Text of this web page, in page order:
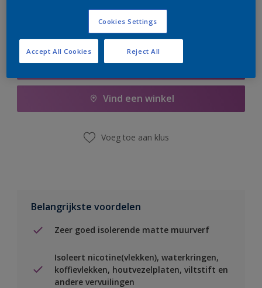
Boodschappenlijst
Vind een winkel
Voeg toe aan klus
Belangrijkste voordelen
Zeer goed isolerende matte muurverf
Isoleert nicotine(vlekken), waterkringen,
koffievlekken, houtvezelplaten, viltstift en
andere vervuilingen
Cookies Settings
Reject All
Accept All Cookies